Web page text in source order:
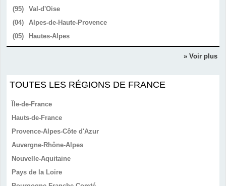
(95)
Val-d'Oise
(04)
Alpes-de-Haute-Provence
(05)
Hautes-Alpes
» Voir plus
TOUTES LES RÉGIONS DE FRANCE
Île-de-France
Hauts-de-France
Provence-Alpes-Côte d'Azur
Auvergne-Rhône-Alpes
Nouvelle-Aquitaine
Pays de la Loire